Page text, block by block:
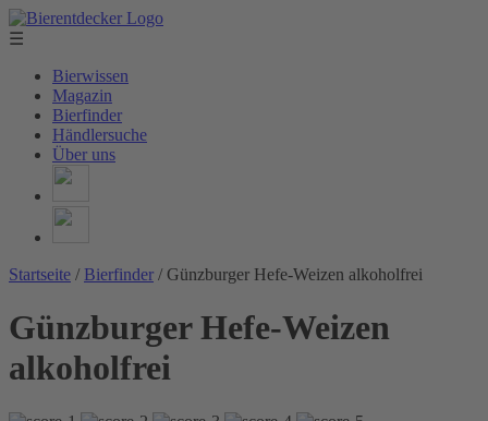
☰
Bierwissen
Magazin
Bierfinder
Händlersuche
Über uns
Startseite / Bierfinder / Günzburger Hefe-Weizen alkoholfrei
Günzburger Hefe-Weizen
alkoholfrei